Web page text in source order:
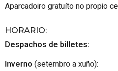
Aparcadoiro gratuíto no propio
HORARIO:
Despachos de billetes:
Inverno (setembro a xuño):